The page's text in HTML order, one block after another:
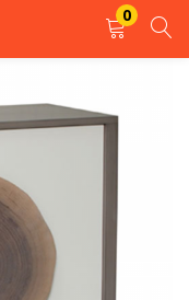
0
REGISTER